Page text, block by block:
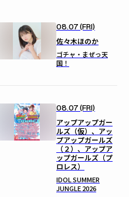
08.07 (FRI)
佐々木ほのか
ゴチャ・まぜっ天
国！
08.07 (FRI)
アップアップガー
ルズ（仮）、アッ
プアップガールズ
（２）、アップア
ップガールズ（プ
ロレス）
IDOL SUMMER
JUNGLE 2026